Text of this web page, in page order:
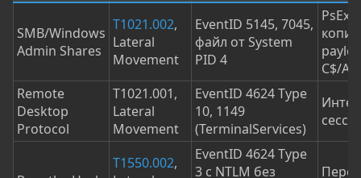
SMB/Windows
Admin Shares
T1021.002,
Lateral
Movement
EventID 5145, 7045,
файл от System
PID 4
C$/
Remote
Desktop
Protocol
T1021.001,
Lateral
Movement
EventID 4624 Type
10, 1149
(TerminalServices)
T1550.002,
EventID 4624 Type
3 с NTLM без